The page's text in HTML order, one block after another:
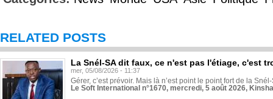
RELATED POSTS
La Snél-SA dit faux, ce n'est pas l'étiage, c'est
mer, 05/08/2026 - 11:37
Gérer, c’est prévoir. Mais là n’est point le point fort de la
Le Soft International n°1670, mercredi, 5 août 2026,